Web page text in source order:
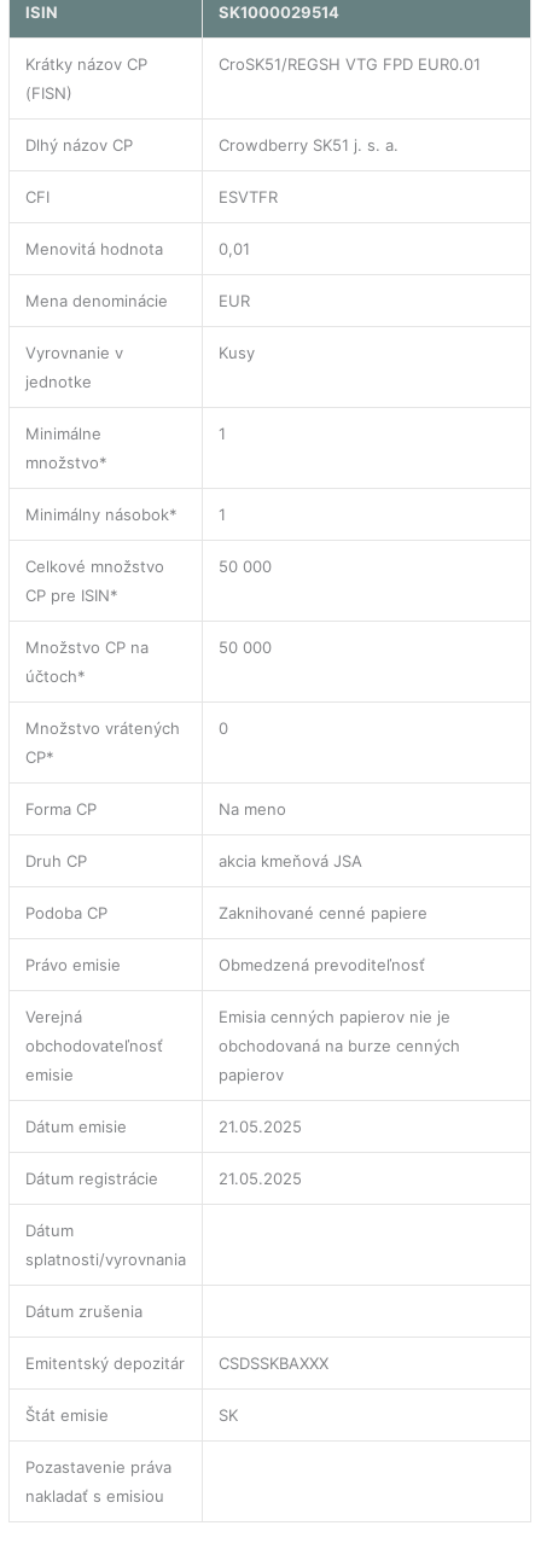
ISIN SK1000029514
Krátky názov CP
(FISN)
CroSK51/REGSH VTG FPD EUR0.01
Dlhý názov CP Crowdberry SK51 j. s. a.
CFI ESVTFR
Menovitá hodnota 0,01
Mena denominácie EUR
Vyrovnanie v
jednotke
Kusy
Minimálne
množstvo*
1
Minimálny násobok* 1
Celkové množstvo
CP pre ISIN*
50 000
Množstvo CP na
účtoch*
50 000
Množstvo vrátených
CP*
0
Forma CP Na meno
Druh CP akcia kmeňová JSA
Podoba CP Zaknihované cenné papiere
Právo emisie Obmedzená prevoditeľnosť
Verejná
obchodovateľnosť
emisie
Emisia cenných papierov nie je
obchodovaná na burze cenných
papierov
Dátum emisie 21.05.2025
Dátum registrácie 21.05.2025
Dátum
splatnosti/vyrovnania
Dátum zrušenia
Emitentský depozitár CSDSSKBAXXX
Štát emisie SK
Pozastavenie práva
nakladať s emisiou